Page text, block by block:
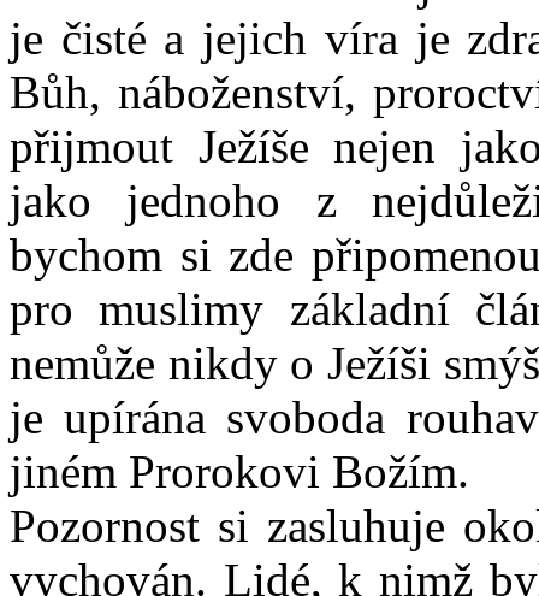
je čisté a jejich víra je
Bůh, náboženství,
přijmout Ježíše nejen
jako jednoho z
bychom si zde
pro muslimy základní
nemůže nikdy o Ježíši
je upírána svoboda
jiném Prorokovi Božím.
Pozornost si zasluhuje
vychován. Lidé, k nimž